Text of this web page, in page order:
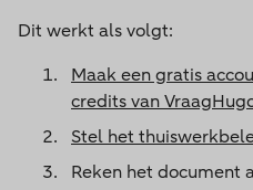
Dit werkt als volgt:
Maak een gratis
credits van
Stel het
Reken het document